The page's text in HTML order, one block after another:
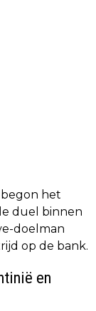
begon het
duel binnen
doelman
op de bank.
en